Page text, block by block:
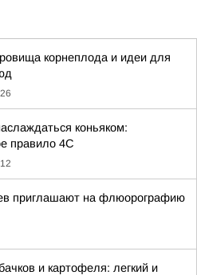
корнеплода и идеи для
коньяком:
правило 4С
приглашают на флюорографию
и картофеля: легкий и